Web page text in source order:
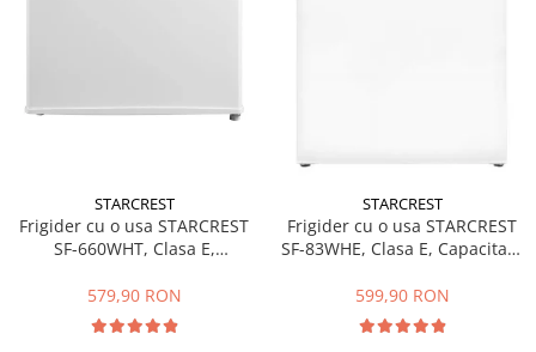
STARCREST
Frigider cu o usa STARCREST
SF-660WHT, Clasa E,
579,90 RON
STARCREST
Frigider cu o usa STARCREST
SF-83WHE, Clasa E, Capacitate
Compartiment gheata, H 85
cm, Alb
599,90 RON